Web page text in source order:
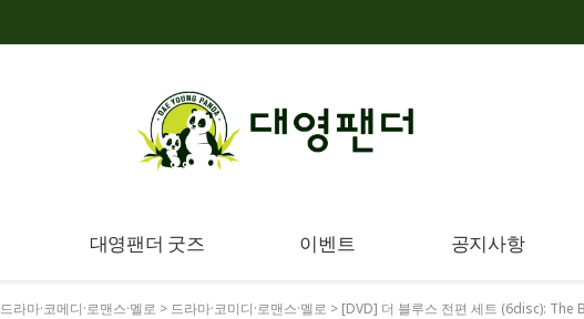
대영팬더 굿즈 이벤트 공지사항
드라마·코메디·로맨스·멜로 > 드라마·코미디·로맨스·멜로 > [DVD] 더 블루스 전편 세트 (6disc): The